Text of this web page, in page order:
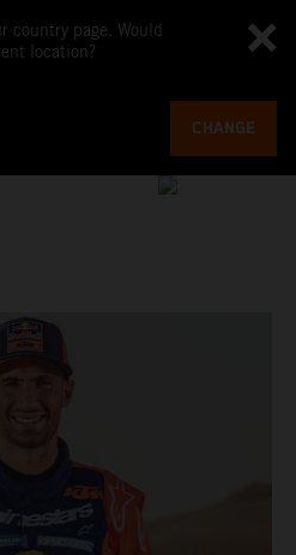
country page. Would
location?
CHANGE